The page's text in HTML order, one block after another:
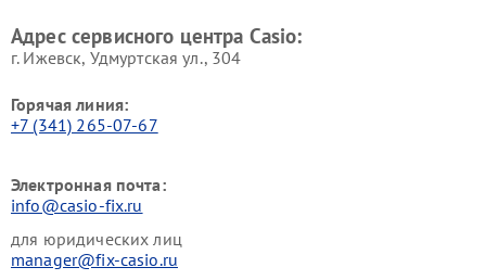
Адрес сервисного центра Casio:
г. Ижевск, Удмуртская ул., 304
Горячая линия:
+7 (341) 265-07-67
Электронная почта:
info@casio-fix.ru
для юридических лиц
manager@fix-casio.ru